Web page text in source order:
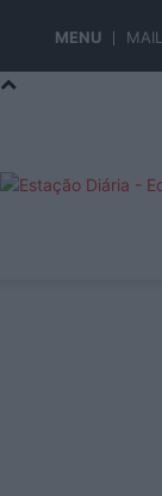
MENU MAIL